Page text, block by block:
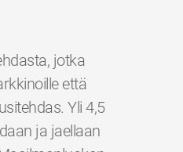
jotka
että
Yli 4,5
ja jaellaan